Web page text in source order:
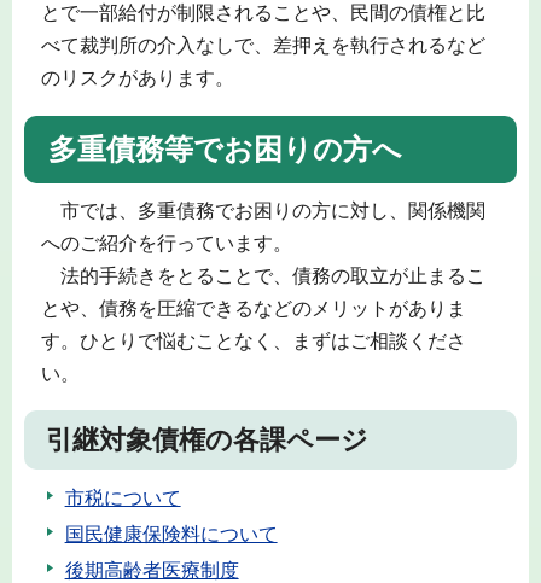
とで一部給付が制限されることや、民間の債権と比
べて裁判所の介入なしで、差押えを執行されるなど
のリスクがあります。
多重債務等でお困りの方へ
市では、多重債務でお困りの方に対し、関係機関
へのご紹介を行っています。
法的手続きをとることで、債務の取立が止まるこ
とや、債務を圧縮できるなどのメリットがありま
す。ひとりで悩むことなく、まずはご相談くださ
い。
引継対象債権の各課ページ
市税について
国民健康保険料について
後期高齢者医療制度